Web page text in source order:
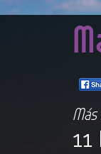
Más